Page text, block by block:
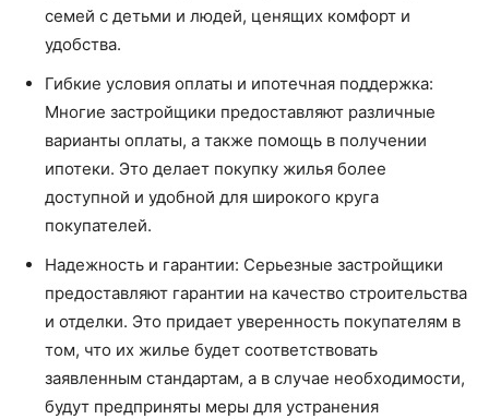
семей с детьми и людей, ценящих комфорт и
удобства.
Гибкие условия оплаты и ипотечная поддержка:
Многие застройщики предоставляют различные
варианты оплаты, а также помощь в получении
ипотеки. Это делает покупку жилья более
доступной и удобной для широкого круга
покупателей.
Надежность и гарантии: Серьезные застройщики
предоставляют гарантии на качество строительства
и отделки. Это придает уверенность покупателям в
том, что их жилье будет соответствовать
заявленным стандартам, а в случае необходимости,
будут предприняты меры для устранения